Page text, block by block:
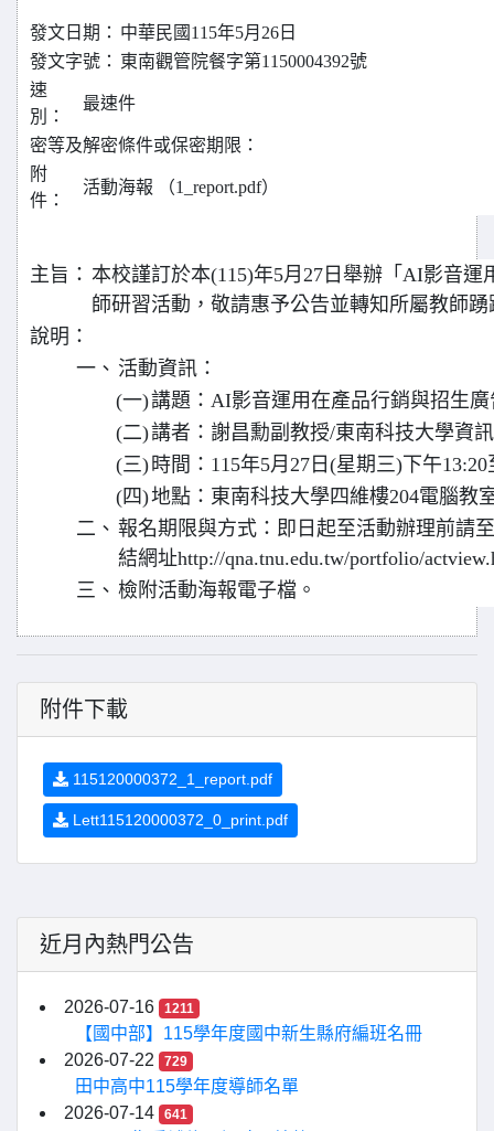
發文日期： 中華民國115年5月26日
發文字號： 東南觀管院餐字第1150004392號
速
別：
最速件
密等及解密條件或保密期限：
附
件：
活動海報 （1_report.pdf）
主旨： 本校謹訂於本(115)年5月27日舉辦「AI影音
師研習活動，敬請惠予公告並轉知所屬教師
說明：
一、 活動資訊：
(一)講題：AI影音運用在產品行銷與招生廣
(二)講者：謝昌勳副教授/東南科技大學資
(三)時間：115年5月27日(星期三)下午13:20
(四)地點：東南科技大學四維樓204電腦教
二、 報名期限與方式：即日起至活動辦理前請
結網址http://qna.tnu.edu.tw/portfolio/
三、 檢附活動海報電子檔。
附件下載
115120000372_1_report.pdf
Lett115120000372_0_print.pdf
近月內熱門公告
2026-07-16 1211
【國中部】115學年度國中新生縣府編班名冊
2026-07-22
729
田中高中115學年度導師名單
2026-07-14
641